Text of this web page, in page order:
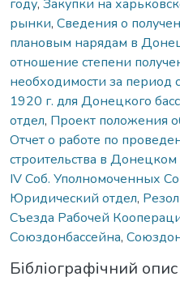
году, Закупки на
рынки, Сведения о
плановым нарядам в
отношение степени
необходимости за период
1920 г. для Донецкого
отдел, Проект положения
Отчет о работе по
строительства в
IV Соб. Уполномоченных
Юридический отдел,
Съезда Рабочей
Союздонбассейна,
Бібліографічний опис